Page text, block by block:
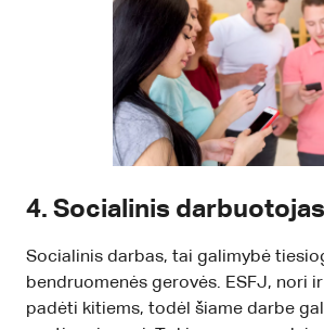
4. Socialinis darbuotojas
Socialinis darbas, tai galimybė
bendruomenės gerovės. ESFJ, nori
padėti kitiems, todėl šiame darbe